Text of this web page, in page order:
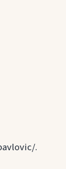
.